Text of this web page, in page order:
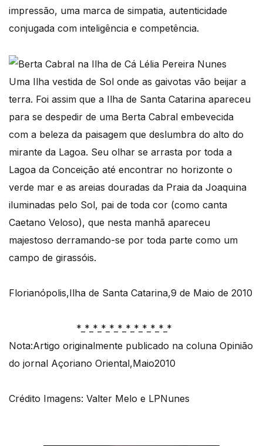
impressão, uma marca de simpatia, autenticidade
conjugada com inteligência e competência.
Uma Ilha vestida de Sol onde as gaivotas vão beijar a
terra. Foi assim que a Ilha de Santa Catarina apareceu
para se despedir de uma Berta Cabral embevecida
com a beleza da paisagem que deslumbra do alto do
mirante da Lagoa. Seu olhar se arrasta por toda a
Lagoa da Conceição até encontrar no horizonte o
verde mar e as areias douradas da Praia da Joaquina
iluminadas pelo Sol, pai de toda cor (como canta
Caetano Veloso), que nesta manhã apareceu
majestoso derramando-se por toda parte como um
campo de girassóis.
Florianópolis,Ilha de Santa Catarina,9 de Maio de 2010
*_*_*_*_*_*_*_*_*_*_*_*
Nota:Artigo originalmente publicado na coluna Opinião
do jornal Açoriano Oriental,Maio2010
Crédito Imagens: Valter Melo e LPNunes